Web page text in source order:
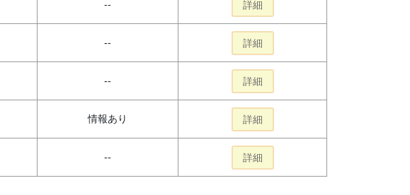
-- 詳細
-- 詳細
-- 詳細
情報あり 詳細
-- 詳細